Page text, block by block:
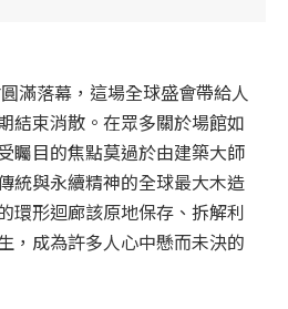
滿落幕，這場全球盛會帶給人
結束消散。在眾多關於場館如
矚目的焦點莫過於由建築大師
統與永續精神的全球最大木造
環形迴廊該原地保存、拆解利
，成為許多人心中懸而未決的